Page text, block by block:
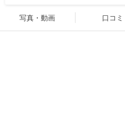
写真・動画 口コミ